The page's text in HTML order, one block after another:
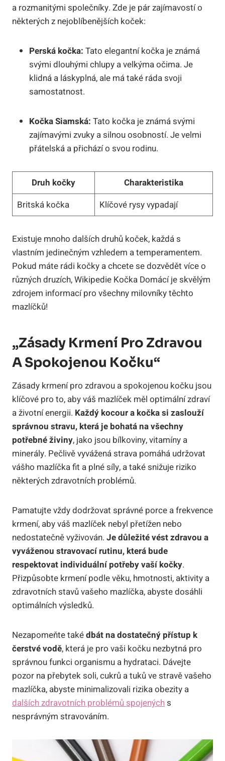
a rozmanitými společníky. Zde je pár zajímavostí o
některých z nejoblíbenějších koček:
Perská kočka: Tato elegantní kočka je známá
svými dlouhými chlupy a velkýma očima. Je
klidná a láskyplná, ale má také ráda svoji
samostatnost.
Kočka Siamská: Tato kočka je známá svými
zajímavými zvuky a silnou osobností. Je velmi
přátelská a přichází o svou rodinu.
Druh kočky
Charakteristika
Britská kočka
Klíčové rysy vypadají
Existuje mnoho dalších druhů koček, každá s
vlastním jedinečným vzhledem a temperamentem.
Pokud máte rádi kočky a chcete se dozvědět více o
různých druzích, Wikipedie Kočka Domácí je skvělým
zdrojem informací pro všechny milovníky těchto
mazlíčků!
„Zásady Krmení Pro Zdravou
A Spokojenou Kočku“
Zásady krmení pro zdravou a spokojenou kočku jsou
klíčové pro to, aby váš mazlíček měl optimální zdraví
a životní energii. Každý kocour a kočka si zaslouží
správnou stravu, která je bohatá na všechny
potřebné živiny, jako jsou bílkoviny, vitamíny a
minerály. Pečlivě vyvážená strava pomáhá udržovat
vášho mazlíčka fit a plné síly, a také snižuje riziko
některých zdravotních problémů.
Pamatujte vždy dodržovat správné porce a frekvence
krmení, aby váš mazlíček nebyl přetížen nebo
nedostatečně vyživován. Je důležité vést zdravou a
vyváženou stravovací rutinu, která bude
respektovat individuální potřeby vaší kočky.
Přizpůsobte krmení podle věku, hmotnosti, aktivity a
zdravotních stavů vašeho mazlíčka, abyste dosáhli
optimálních výsledků.
Nezapomeňte takédbát na dostatečný přístup k
čerstvé vodě, která je pro vaši kočku nezbytná pro
správnou funkci organismu a hydrataci. Dávejte
pozor na přebytek soli, cukrů a tuků ve stravě vašeho
mazlíčka, abyste minimalizovali rizika obezity a
dalších zdravotních problémů spojenýchs
nesprávným stravováním.